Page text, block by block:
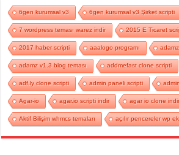
6gen kurumsal v3 6gen kurumsal v3 Şirket scripti
7 wordpress teması warez indir 2015 E Ticaret
2017 haber scripti aaalogo programı
adamz v1.3 blog teması addmefast clone scripti
adf.ly clone scripti admin paneli scripti
Agar-io agar.io scripti indir agar io clone
Aktif Bilişim whmcs temaları açılır pencereler wp